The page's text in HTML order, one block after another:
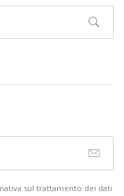
sul trattamento dei dati